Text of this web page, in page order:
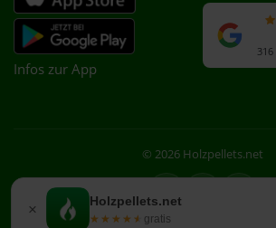
× Holzpellets.net
★★★★★
★★★★★ gratis
Infos zur App
© 2026 Holzpellets.net
Facebook